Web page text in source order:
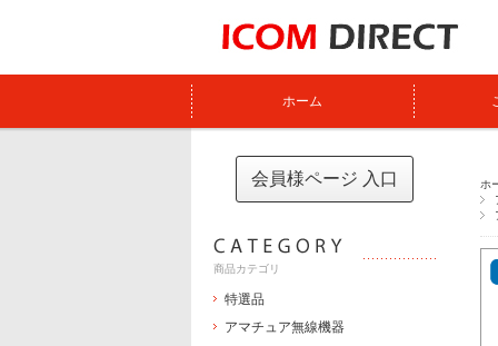
ホーム
ホ
会員様ページ 入口
商品カテゴリ
特選品
アマチュア無線機器